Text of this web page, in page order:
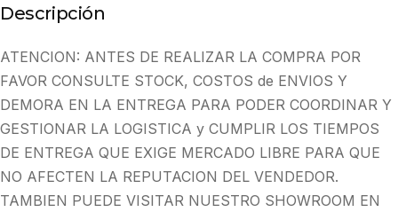
Descripción
ATENCION: ANTES DE REALIZAR LA COMPRA POR
FAVOR CONSULTE STOCK, COSTOS de ENVIOS Y
DEMORA EN LA ENTREGA PARA PODER COORDINAR Y
GESTIONAR LA LOGISTICA y CUMPLIR LOS TIEMPOS
DE ENTREGA QUE EXIGE MERCADO LIBRE PARA QUE
NO AFECTEN LA REPUTACION DEL VENDEDOR.
TAMBIEN PUEDE VISITAR NUESTRO SHOWROOM EN